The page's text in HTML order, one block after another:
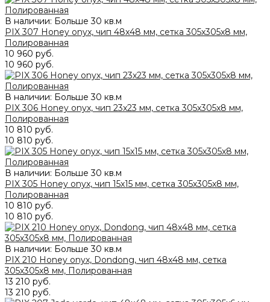
В наличии: Больше 30 кв.м
PIX 307 Honey onyx, чип 48x48 мм, сетка 305х305x8 мм,
Полированная
10 960 руб.
10 960 руб.
В наличии: Больше 30 кв.м
PIX 306 Honey onyx, чип 23x23 мм, сетка 305х305x8 мм,
Полированная
10 810 руб.
10 810 руб.
В наличии: Больше 30 кв.м
PIX 305 Honey onyx, чип 15x15 мм, сетка 305х305x8 мм,
Полированная
10 810 руб.
10 810 руб.
В наличии: Больше 30 кв.м
PIX 210 Honey onyx, Dondong, чип 48x48 мм, сетка
305х305x8 мм, Полированная
13 210 руб.
13 210 руб.